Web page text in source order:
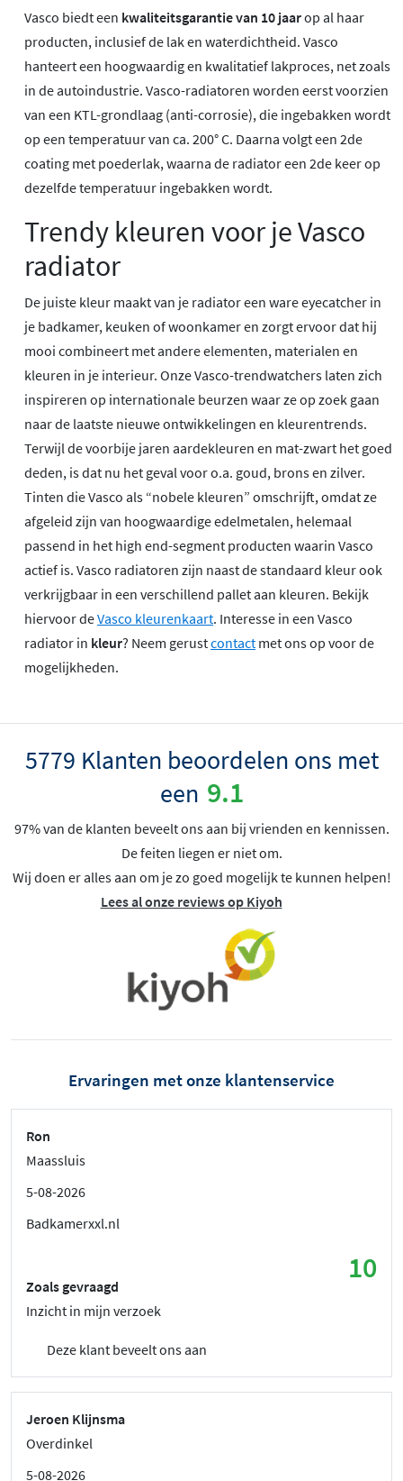
Vasco biedt een kwaliteitsgarantie van 10 jaarop al haar
producten, inclusief de lak en waterdichtheid. Vasco
hanteert een hoogwaardig en kwalitatief lakproces, net zoals
in de autoindustrie. Vasco-radiatoren worden eerst voorzien
van een KTL-grondlaag (anti-corrosie), die ingebakken wordt
op een temperatuur van ca. 200° C. Daarna volgt een 2de
coating met poederlak, waarna de radiator een 2de keer op
dezelfde temperatuur ingebakken wordt.
Trendy kleuren voor je Vasco
radiator
De juiste kleur maakt van je radiator een ware eyecatcher in
je badkamer, keuken of woonkamer en zorgt ervoor dat hij
mooi combineert met andere elementen, materialen en
kleuren in je interieur. Onze Vasco-trendwatchers laten zich
inspireren op internationale beurzen waar ze op zoek gaan
naar de laatste nieuwe ontwikkelingen en kleurentrends.
Terwijl de voorbije jaren aardekleuren en mat-zwart het goed
deden, is dat nu het geval voor o.a. goud, brons en zilver.
Tinten die Vasco als “nobele kleuren” omschrijft, omdat ze
afgeleid zijn van hoogwaardige edelmetalen, helemaal
passend in het high end-segment producten waarin Vasco
actief is. Vasco radiatoren zijn naast de standaard kleur ook
verkrijgbaar in een verschillend pallet aan kleuren. Bekijk
hiervoor deVasco kleurenkaart. Interesse in een Vasco
radiator in kleur? Neem gerustcontact met ons op voor de
mogelijkheden.
5779 Klanten beoordelen ons met
een 9.1
97% van de klanten beveelt ons aan bij vrienden en kennissen.
De feiten liegen er niet om.
Wij doen er alles aan om je zo goed mogelijk te kunnen helpen!
Lees al onze reviews op Kiyoh
Ervaringen met onze klantenservice
Ron
Maassluis
5-08-2026
Badkamerxxl.nl
10
Zoals gevraagd
Inzicht in mijn verzoek
Deze klant beveelt ons aan
Jeroen Klijnsma
Overdinkel
5-08-2026